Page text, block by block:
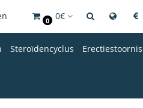
0 0€
Steroïdencyclus Erectiestoornis